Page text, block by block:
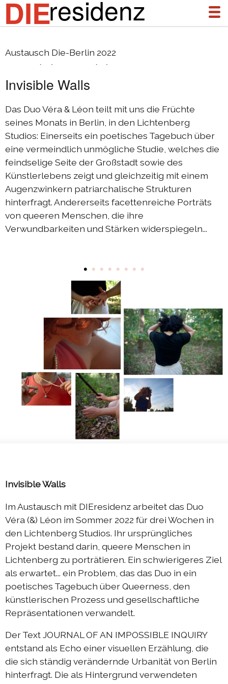
DIEresidenz
über uns
aktuelles
archiv
DIEresidenz Berlin Januar 2026
DIEresidenz Berlin November 2025
Austausch Die-Berlin 2025
Austausch Berlin-Die 2025
DIEresidenz Berlin September 2025
DIEresidenz Berlin Februar/Juni 2025
Sommerprogramm 2024
Austausch Berlin-Die 2024
Austausch Die-Berlin 2024
DIEresidenz EXTRA-Lecture-performance 2024
Austausch Berlin-Die 2023
Austausch Die-Berlin 2023
Sommerprogramm 2023
DIEresidenz EXTRA-Performance 2023
DIEresidenz EXTRA-Theater 2023
DIEresidenz hors les murs
DIEresidenzEXTRA 2022
Austausch Berlin-Die 2021
Austausch Die-Berlin 2021
DIEresidenz hors les murs 2021
Sommerprogramm 2021
DIEresidenzEXTRA 2021
Austausch Berlin-Die 2020
Sommerprogramm 2020
Austausch Die-Berlin 2019
Austausch Die-Berlin 2022
Véra (&) Léon (F)
Invisible Walls
Das Duo Véra & Léon teilt mit uns die Früchte
seines Monats in Berlin, in den Lichtenberg
Studios: Einerseits ein poetisches Tagebuch über
eine vermeindlich unmögliche Studie, welches die
feindselige Seite der Großstadt sowie des
Künstlerlebens zeigt und gleichzeitig mit einem
Augenzwinkern patriarchalische Strukturen
hinterfragt. Andererseits facettenreiche Porträts
von queeren Menschen, die ihre
Verwundbarkeiten und Stärken widerspiegeln...
• • • • • • • •
Invisible Walls
Im Austausch mit DIEresidenz arbeitet das Duo
Véra (&) Léon im Sommer 2022 für drei Wochen in
den Lichtenberg Studios. Ihr ursprüngliches
Projekt bestand darin, queere Menschen in
Lichtenberg zu porträtieren. Ein schwierigeres Ziel
als erwartet... ein Problem, das das Duo in ein
poetisches Tagebuch über Queerness, den
künstlerischen Prozess und gesellschaftliche
Repräsentationen verwandelt.
Der Text JOURNAL OF AN IMPOSSIBLE INQUIRY
entstand als Echo einer visuellen Erzählung, die
die sich ständig verändernde Urbanität von Berlin
hinterfragt. Die als Hintergrund verwendeten